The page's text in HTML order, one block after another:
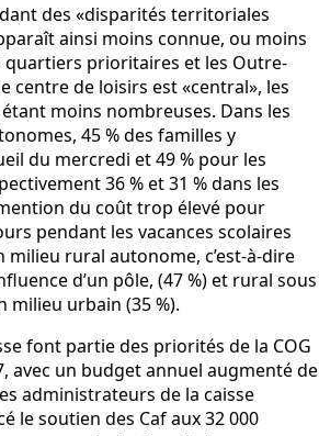
des «disparités territoriales
ainsi moins connue, ou moins
quartiers prioritaires et les Outre-
centre de loisirs est «central», les
moins nombreuses. Dans les
45 % des familles y
du mercredi et 49 % pour les
36 % et 31 % dans les
du coût trop élevé pour
pendant les vacances scolaires
rural autonome, c’est-à-dire
d’un pôle, (47 %) et rural sous
milieu urbain (35 %).
font partie des priorités de la COG
avec un budget annuel augmenté de
administrateurs de la caisse
le soutien des Caf aux 32 000